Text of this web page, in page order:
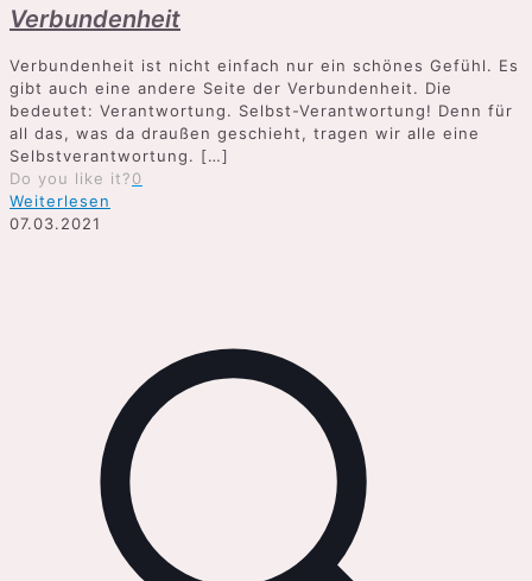
Verbundenheit
Verbundenheit ist nicht einfach nur ein schönes Gefühl. Es
gibt auch eine andere Seite der Verbundenheit. Die
bedeutet: Verantwortung. Selbst-Verantwortung! Denn für
all das, was da draußen geschieht, tragen wir alle eine
Selbstverantwortung. […]
Do you like it?0
Weiterlesen
07.03.2021